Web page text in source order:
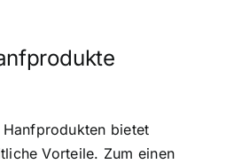
bietet
Vorteile. Zum einen